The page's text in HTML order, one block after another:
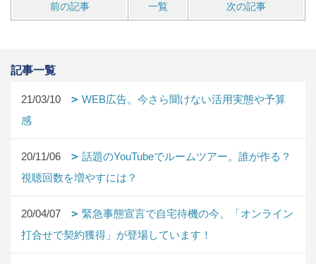
前の記事 一覧 次の記事
記事一覧
21/03/10
WEB広告。今さら聞けない活用実態や予算
感
20/11/06
話題のYouTubeでルームツアー。誰が作る？
視聴回数を増やすには？
20/04/07
緊急事態宣言で自宅待機の今、「オンライン
打合せで契約獲得」が登場しています！